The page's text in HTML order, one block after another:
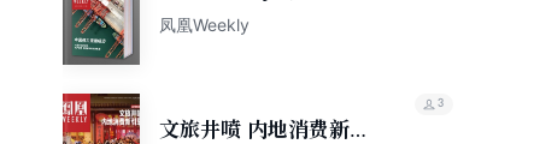
全年合集）
凤凰Weekly
文旅井喷 内地消费新引
3